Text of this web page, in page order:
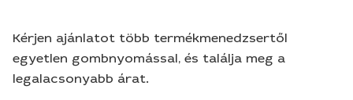
Kérjen ajánlatot több termékmenedzsertől
egyetlen gombnyomással, és találja meg a
legalacsonyabb árat.